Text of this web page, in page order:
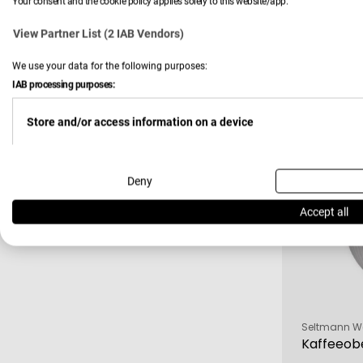
View Partner List (2 IAB Vendors)
We use your data for the following purposes:
IAB processing purposes:
Store and/or access information on a device
Use limited data to select advertising
Deny
Accept all
25,90 €
Verkäufer:
Seltmann